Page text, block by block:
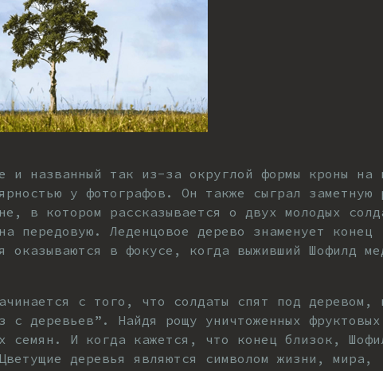
и названный так из-за округлой формы кроны на
у фотографов. Он также сыграл заметную
в котором рассказывается о двух молодых
передовую. Леденцовое дерево знаменует конец
в фокусе, когда выживший Шофилд
с того, что солдаты спят под деревом,
с деревьев”. Найдя рощу уничтоженных
семян. И когда кажется, что конец близок,
деревья являются символом жизни, мира,